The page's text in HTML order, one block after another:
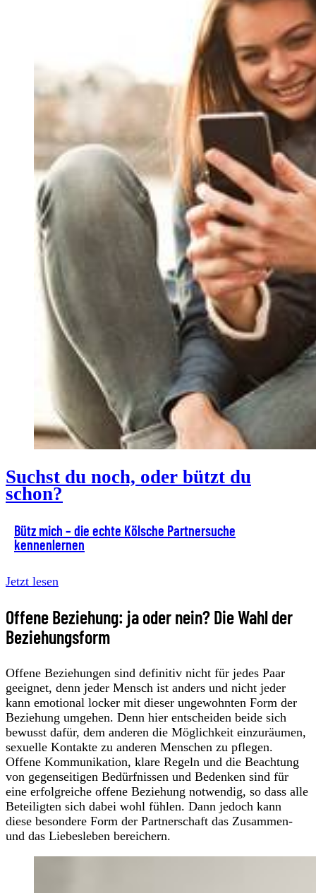
Suchst du noch, oder bützt du
schon?
Bütz mich – die echte Kölsche Partnersuche
kennenlernen
Jetzt lesen
Offene Beziehung: ja oder nein? Die Wahl der
Beziehungsform
Offene Beziehungen sind definitiv nicht für jedes Paar
geeignet, denn jeder Mensch ist anders und nicht jeder
kann emotional locker mit dieser ungewohnten Form der
Beziehung umgehen. Denn hier entscheiden beide sich
bewusst dafür, dem anderen die Möglichkeit einzuräumen,
sexuelle Kontakte zu anderen Menschen zu pflegen.
Offene Kommunikation, klare Regeln und die Beachtung
von gegenseitigen Bedürfnissen und Bedenken sind für
eine erfolgreiche offene Beziehung notwendig, so dass alle
Beteiligten sich dabei wohl fühlen. Dann jedoch kann
diese besondere Form der Partnerschaft das Zusammen-
und das Liebesleben bereichern.